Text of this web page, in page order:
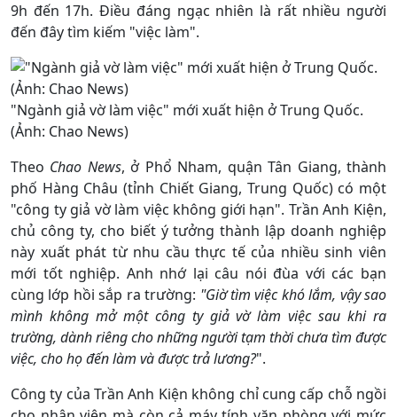
9h đến 17h. Điều đáng ngạc nhiên là rất nhiều người
đến đây tìm kiếm "việc làm".
"Ngành giả vờ làm việc" mới xuất hiện ở Trung Quốc.
(Ảnh: Chao News)
Theo Chao News, ở Phổ Nham, quận Tân Giang, thành
phố Hàng Châu (tỉnh Chiết Giang, Trung Quốc) có một
"công ty giả vờ làm việc không giới hạn". Trần Anh Kiện,
chủ công ty, cho biết ý tưởng thành lập doanh nghiệp
này xuất phát từ nhu cầu thực tế của nhiều sinh viên
mới tốt nghiệp. Anh nhớ lại câu nói đùa với các bạn
cùng lớp hồi sắp ra trường: "Giờ tìm việc khó lắm, vậy sao
mình không mở một công ty giả vờ làm việc sau khi ra
trường, dành riêng cho những người tạm thời chưa tìm được
việc, cho họ đến làm và được trả lương?".
Công ty của Trần Anh Kiện không chỉ cung cấp chỗ ngồi